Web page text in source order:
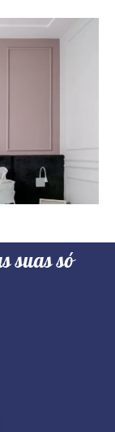
suas só